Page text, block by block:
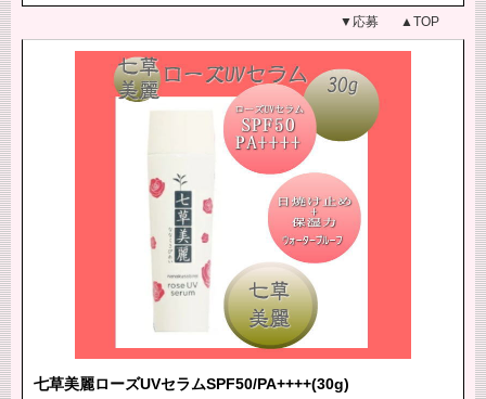
▼応募 ▲TOP
七草美麗ローズUVセラムSPF50/PA++++(30g)